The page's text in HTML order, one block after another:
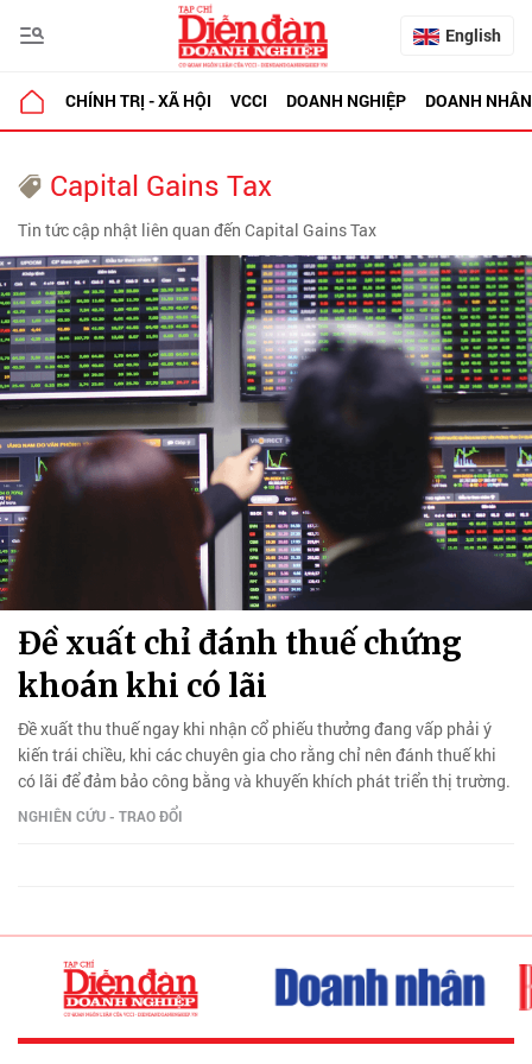
English
CHÍNH TRỊ - XÃ HỘI VCCI DOANH NGHIỆP DOANH NHÂN
Capital Gains Tax
Tin tức cập nhật liên quan đến Capital Gains Tax
Đề xuất chỉ đánh thuế chứng
khoán khi có lãi
Đề xuất thu thuế ngay khi nhận cổ phiếu thưởng đang vấp phải ý
kiến trái chiều, khi các chuyên gia cho rằng chỉ nên đánh thuế khi
có lãi để đảm bảo công bằng và khuyến khích phát triển thị trường.
NGHIÊN CỨU - TRAO ĐỔI